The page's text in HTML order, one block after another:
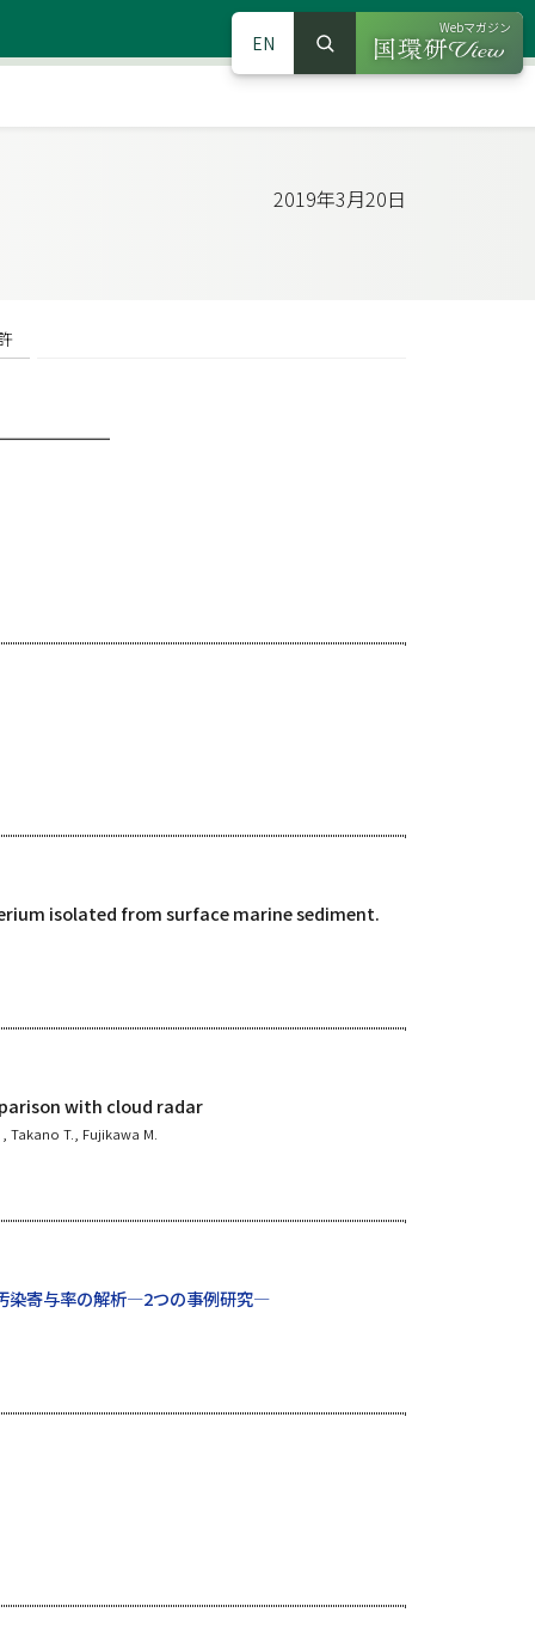
EN
サイト内検索
検索
Webマガジン
（別ウインドウ
2019年3月20日
isolated from surface marine sediment.
with cloud radar
, Takano T., Fujikawa M.
染寄与率の解析—2つの事例研究—